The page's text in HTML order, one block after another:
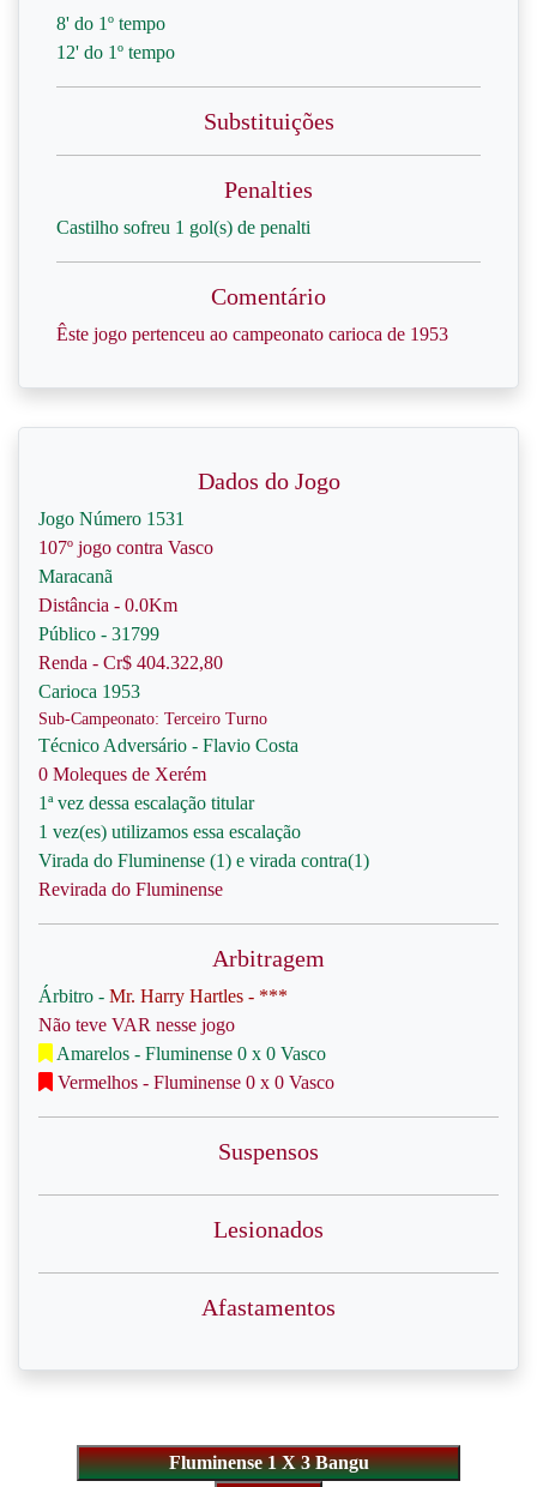
8' do 1º tempo
12' do 1º tempo
Substituições
Penalties
Castilho sofreu 1 gol(s) de penalti
Comentário
Êste jogo pertenceu ao campeonato carioca de 1953
Dados do Jogo
Jogo Número 1531
107º jogo contra Vasco
Maracanã
Distância - 0.0Km
Público - 31799
Renda - Cr$ 404.322,80
Carioca 1953
Sub-Campeonato: Terceiro Turno
Técnico Adversário - Flavio Costa
0 Moleques de Xerém
1ª vez dessa escalação titular
1 vez(es) utilizamos essa escalação
Virada do Fluminense (1) e virada contra(1)
Revirada do Fluminense
Arbitragem
Árbitro - Mr. Harry Hartles - ***
Não teve VAR nesse jogo
Amarelos - Fluminense 0 x 0 Vasco
Vermelhos - Fluminense 0 x 0 Vasco
Suspensos
Lesionados
Afastamentos